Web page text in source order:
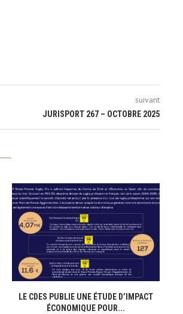
suivant
JURISPORT 267 – OCTOBRE 2025
LE CDES PUBLIE UNE ÉTUDE D’IMPACT
ÉCONOMIQUE POUR...